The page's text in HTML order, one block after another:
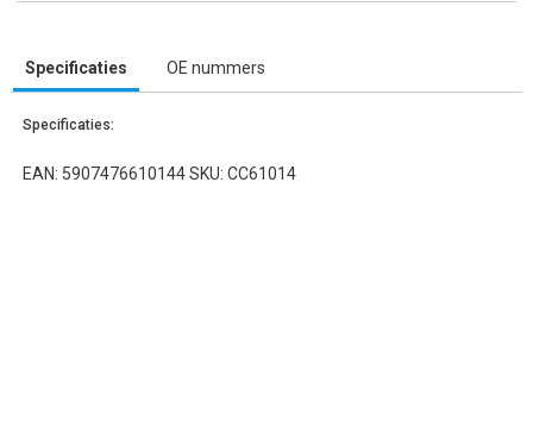
Specificaties OE nummers
Specificaties:
EAN: 5907476610144 SKU: CC61014